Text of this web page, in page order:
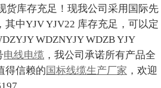
货库存充足！现我公司采用国际先
中YJV YJV22 库存充足，可以定
WDZNYJY WDZB YJY
电线电缆 ，我公司承诺所有产品全
得信赖的 国标线缆生产厂家 ，欢迎